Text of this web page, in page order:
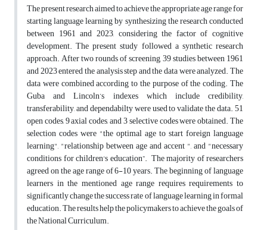
The present research aimed to achieve the appropriate age range for
starting language learning by synthesizing the research conducted
between 1961 and 2023, considering the factor of cognitive
development. The present study followed a synthetic research
approach. After two rounds of screening, 39 studies between 1961
and 2023 entered the analysis step and the data were analyzed. The
data were combined according to the purpose of the coding. The
Guba and Lincoln’s indexes which include credibility,
transferability, and dependabilty were used to validate the data. 51
open codes, 9 axial codes, and 3 selective codes were obtained. The
selection codes were "the optimal age to start foreign language
learning", "relationship between age and accent ", and "necessary
conditions for children's education”. The majority of researchers
agreed on the age range of 6-10 years. The beginning of language
learners in the mentioned age range requires requirements to
significantly change the success rate of language learning in formal
education. The results help the policymakers to achieve the goals of
the National Curriculum.